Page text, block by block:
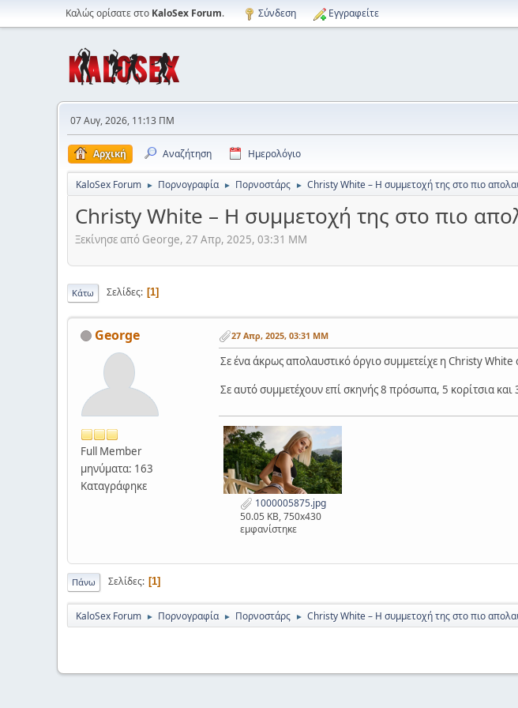
Καλώς ορίσατε στο KaloSex Forum. Σύνδεση Εγγραφείτε
07 Αυγ, 2026, 11:13 ΠΜ
Αρχική Αναζήτηση Ημερολόγιο
KaloSex Forum ► Πορνογραφία ► Πορνοστάρς ► Christy White – Η συμμετοχή της στο πιο
Christy White – Η συμμετοχή της στο πιο
Ξεκίνησε από George, 27 Απρ, 2025, 03:31 ΜΜ
Κάτω Σελίδες 1
George
Full Member
μηνύματα: 163
Καταγράφηκε
27 Απρ, 2025, 03:31 ΜΜ
Σε ένα άκρως απολαυστικό όργιο συμμετείχε η Christy
Σε αυτό συμμετέχουν επί σκηνής 8 πρόσωπα, 5 κορίτσια και
1000005875.jpg
50.05 KB, 750x430
εμφανίστηκε
Πάνω Σελίδες 1
KaloSex Forum ► Πορνογραφία ► Πορνοστάρς ► Christy White – Η συμμετοχή της στο πιο